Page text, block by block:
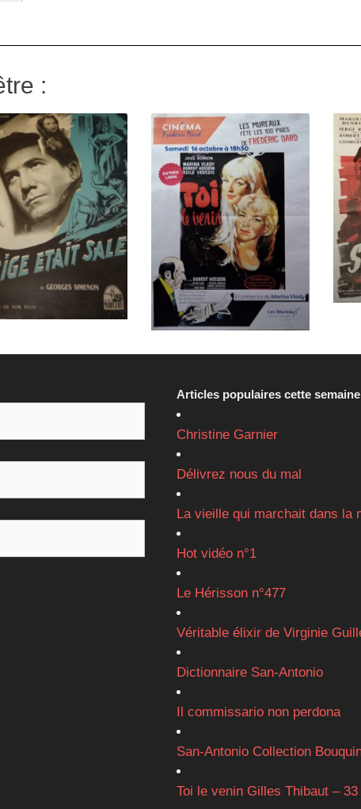
:
Articles populaires cette semaine
Christine Garnier
Délivrez nous du mal
La vieille qui marchait dans la
Hot vidéo n°1
Le Hérisson n°477
Véritable élixir de Virginie
Dictionnaire San-Antonio
Il commissario non perdona
San-Antonio Collection
Toi le venin Gilles Thibaut – 33